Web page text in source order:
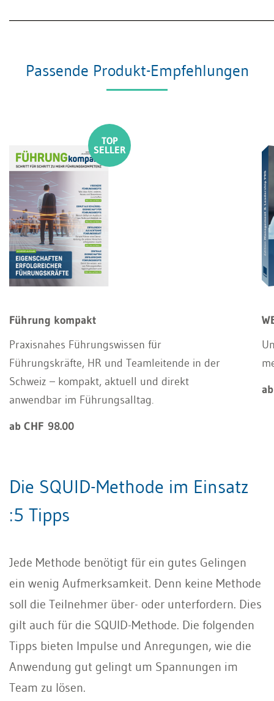
Passende Produkt-Empfehlungen
Führung kompakt
Praxisnahes Führungswissen für
Führungskräfte, HR und Teamleitende in der
Schweiz – kompakt, aktuell und direkt
anwendbar im Führungsalltag.
ab CHF 98.00
Die SQUID-Methode im Einsatz
:5 Tipps
Jede Methode benötigt für ein gutes Gelingen
ein wenig Aufmerksamkeit. Denn keine Methode
soll die Teilnehmer über- oder unterfordern. Dies
gilt auch für die SQUID-Methode. Die folgenden
Tipps bieten Impulse und Anregungen, wie die
Anwendung gut gelingt um Spannungen im
Team zu lösen.